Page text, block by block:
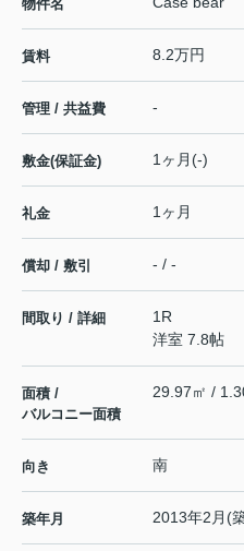
物件名
賃料 8.2万円
管理 / 共益費 -
敷金(保証金) 1ヶ月(-)
礼金 1ヶ月
償却 / 敷引 - / -
間取り / 詳細
1R
洋室 7.8帖
面積 /
バルコニー面積
29.97㎡ /
向き 南
築年月 2013年2月(